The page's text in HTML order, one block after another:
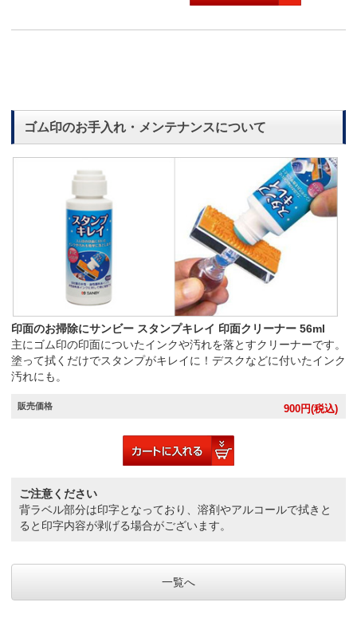
ゴム印のお手入れ・メンテナンスについて
印面のお掃除にサンビー スタンプキレイ 印面クリーナー 56ml
主にゴム印の印面についたインクや汚れを落とすクリーナーです。
塗って拭くだけでスタンプがキレイに！デスクなどに付いたインク
汚れにも。
販売価格 900円(税込)
ご注意ください
背ラベル部分は印字となっており、溶剤やアルコールで拭きと
ると印字内容が剥げる場合がございます。
一覧へ